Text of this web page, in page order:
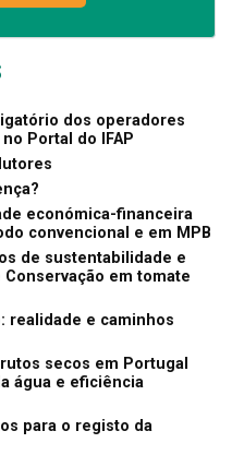
dos operadores
Portal do IFAP
económica-financeira
convencional e em MPB
de sustentabilidade e
em tomate
realidade e caminhos
secos em Portugal
água e eficiência
para o registo da